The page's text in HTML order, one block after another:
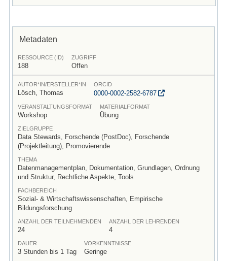
Metadaten
RESSOURCE (ID)
188
ZUGRIFF
Offen
AUTOR*IN/ERSTELLER*IN
Lösch, Thomas
ORCID
0000-0002-2582-6787
VERANSTALTUNGSFORMAT
Workshop
MATERIALFORMAT
Übung
ZIELGRUPPE
Data Stewards, Forschende (PostDoc), Forschende
(Projektleitung), Promovierende
THEMA
Datenmanagementplan, Dokumentation, Grundlagen, Ordnung
und Struktur, Rechtliche Aspekte, Tools
FACHBEREICH
Sozial- & Wirtschaftswissenschaften, Empirische
Bildungsforschung
ANZAHL DER TEILNEHMENDEN
24
ANZAHL DER LEHRENDEN
4
DAUER
3 Stunden bis 1 Tag
VORKENNTNISSE
Geringe